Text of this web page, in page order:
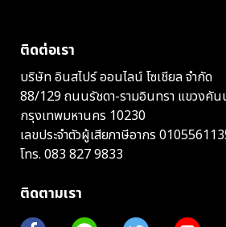
ติดต่อเรา
บริษัท อินสไปร์ ออนไลน์ โซเชียล จำกัด
88/129 ถนนรัชดา-รามอินทรา แขวงคัน
กรุงเทพมหานคร 10230
เลขประจำตัวผู้เสียภาษีอากร
โทร. 083 827 9833
ติดตามเรา